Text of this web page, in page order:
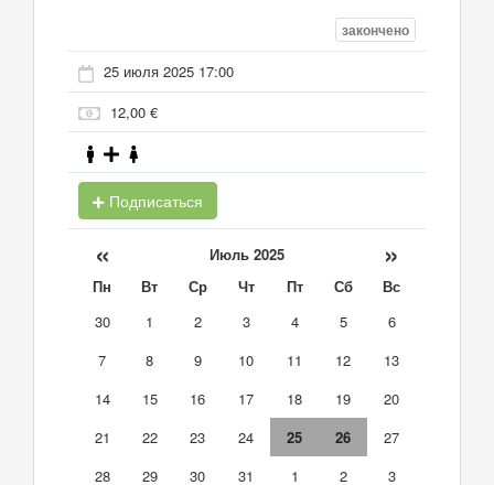
закончено
25 июля 2025 17:00
12,00 €
Подписаться
« Июль 2025 »
Пн Вт Ср Чт Пт Сб
Вс
30
1 2 3 4 5
6
7
8 9 10 11 12
13
14
15 16 17 18 19
20
21
22 23 24 25 26
27
28
29 30 31 1 2
3